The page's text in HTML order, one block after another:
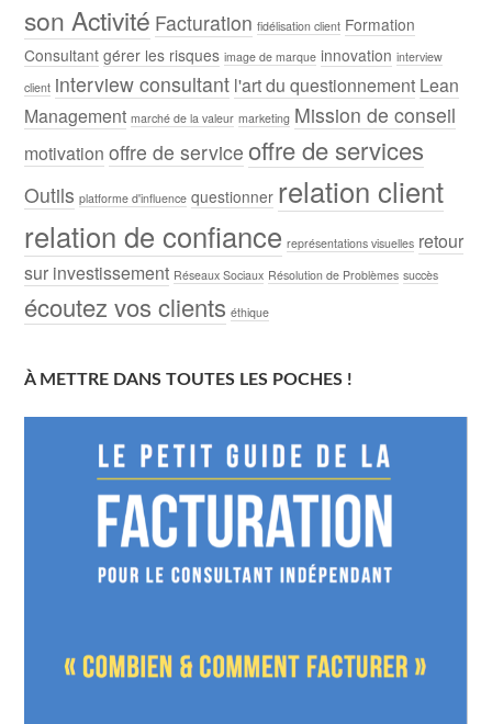
son Activité Facturation fidélisation client Formation
Consultant gérer les risques image de marque innovation interview
client interview consultant l'art du questionnement Lean
Management marché de la valeur marketing Mission de conseil
motivation offre de service offre de services
Outils platforme d'influence questionner relation client
relation de confiance représentations visuelles retour
sur investissement Réseaux Sociaux Résolution de Problèmes succès
écoutez vos clients éthique
À METTRE DANS TOUTES LES POCHES !